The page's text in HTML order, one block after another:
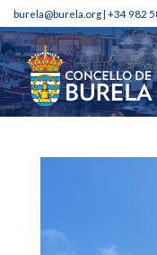
burela@burela.org| +34 982